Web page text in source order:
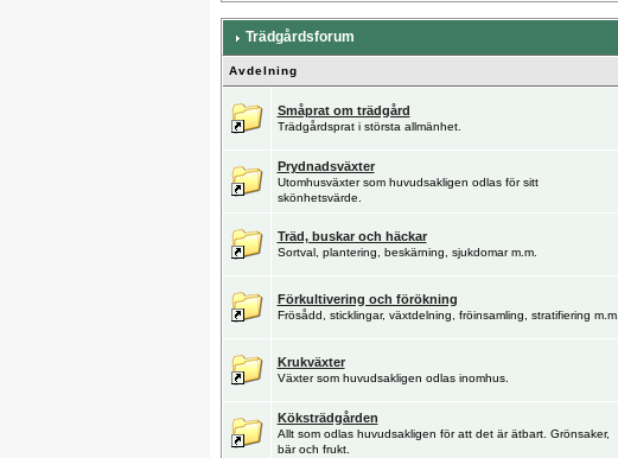
Trädgårdsforum
Avdelning
Småprat om trädgård
Trädgårdsprat i största allmänhet.
Prydnadsväxter
Utomhusväxter som huvudsakligen odlas för sitt
skönhetsvärde.
Träd, buskar och häckar
Sortval, plantering, beskärning, sjukdomar m.m.
Förkultivering och förökning
Frösådd, sticklingar, växtdelning, fröinsamling, stratifiering m.m.
Krukväxter
Växter som huvudsakligen odlas inomhus.
Köksträdgården
Allt som odlas huvudsakligen för att det är ätbart. Grönsaker,
bär och frukt.